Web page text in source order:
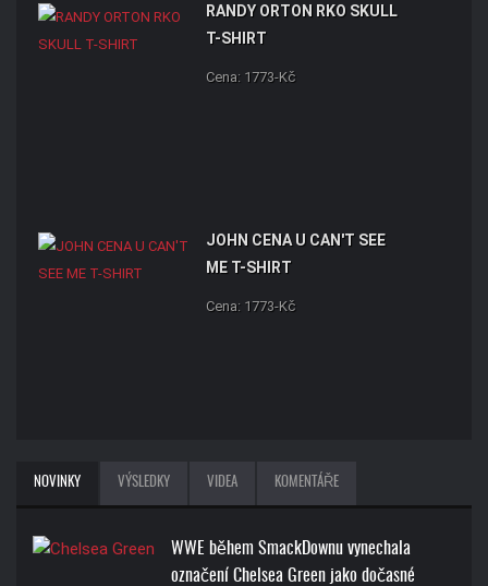
RANDY ORTON RKO SKULL
T-SHIRT
Cena: 1773-Kč
JOHN CENA U CAN'T SEE
ME T-SHIRT
Cena: 1773-Kč
NOVINKY VÝSLEDKY VIDEA KOMENTÁŘE
WWE během SmackDownu vynechala
označení Chelsea Green jako dočasné